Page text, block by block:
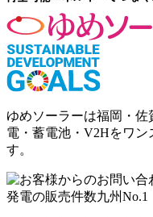
ゆめソーラーは福岡・
電・蓄電池・V2Hをワ
す。